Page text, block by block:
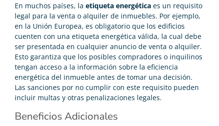
En muchos países, la etiqueta energética es un requisito
legal para la venta o alquiler de inmuebles. Por ejemplo,
en la Unión Europea, es obligatorio que los edificios
cuenten con una etiqueta energética válida, la cual debe
ser presentada en cualquier anuncio de venta o alquiler.
Esto garantiza que los posibles compradores o inquilinos
tengan acceso a la información sobre la eficiencia
energética del inmueble antes de tomar una decisión.
Las sanciones por no cumplir con este requisito pueden
incluir multas y otras penalizaciones legales.
Beneficios Adicionales